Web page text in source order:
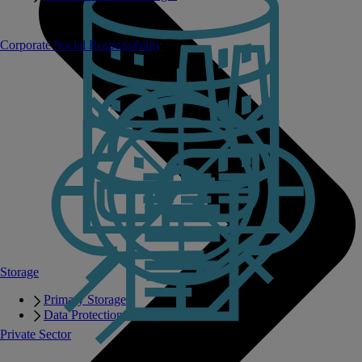
Storage
Primary Storage
Data Protection Storage
Private Sector
Corporate Social Responsibility